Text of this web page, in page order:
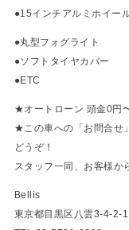
●15インチアルミホイー
●丸型フォグライト
●ソフトタイヤカバー
●ETC
★オートローン 頭金0円
★この車への「お問合せ
どうぞ！
スタッフ一同、お客様か
Bellis
東京都目黒区八雲3-4-2-